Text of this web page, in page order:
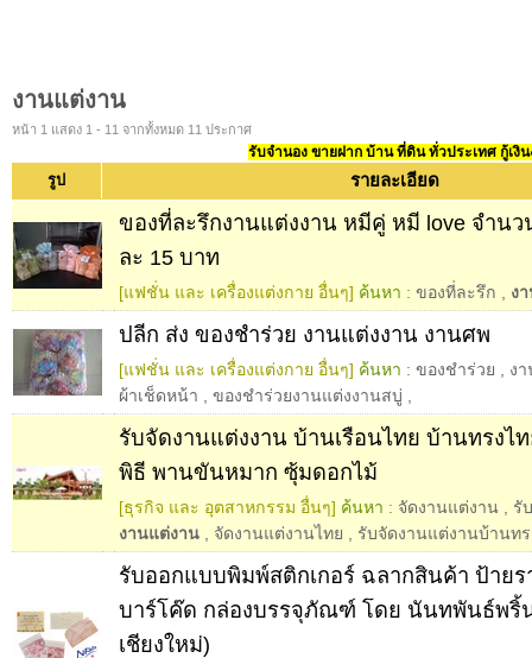
งานแต่งาน
หน้า 1 แสดง 1 - 11 จากทั้งหมด 11 ประกาศ
รับจำนอง ขายฝาก บ้าน ที่ดิน ทั่วประเทศ กู้เงิ
รูป รายละเอียด
ของที่ละรึกงานแต่งงาน หมีคู่ หมี love จำน
ละ 15 บาท
[แฟชั่น และ เครื่องแต่งกาย อื่นๆ] ค้นหา : ของที่ละรึก ง
ปลีก ส่ง ของชำร่วย งานแต่งงาน งานศพ
[แฟชั่น และ เครื่องแต่งกาย อื่นๆ] ค้นหา : ของชำร่วย
ง
ผ้าเช็ดหน้า
ของชำร่วยงานแต่งงานสบู่
รับจัดงานแต่งงาน บ้านเรือนไทย บ้านทรงไ
พิธี พานขันหมาก ซุ้มดอกไม้
[ธุรกิจ และ อุตสาหกรรม อื่นๆ] ค้นหา : จัดงานแต่งาน
รั
งานแต่งาน
จัดงานแต่งานไทย รับจัดงานแต่งานบ้านทร
รับออกแบบพิมพ์สติกเกอร์ ฉลากสินค้า ป้ายร
บาร์โค๊ด กล่องบรรจุภัณฑ์ โดย นันทพันธ์พริ้
เชียงใหม่)